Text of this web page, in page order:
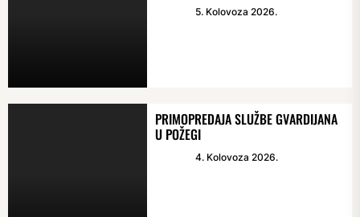
5. Kolovoza 2026.
PRIMOPREDAJA SLUŽBE GVARDIJANA
U POŽEGI
4. Kolovoza 2026.